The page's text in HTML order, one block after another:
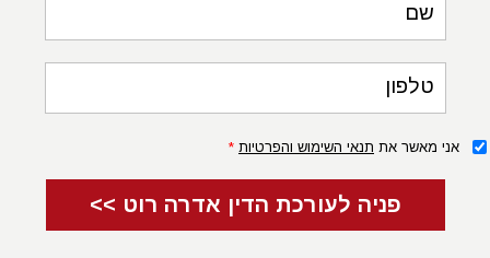
שם
טלפון
אני מאשר את תנאי השימוש והפרטיות *
פניה לעורכת הדין אדרה רוט >>